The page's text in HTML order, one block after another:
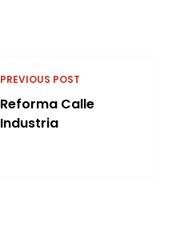
PREVIOUS POST
Reforma Calle
Industria